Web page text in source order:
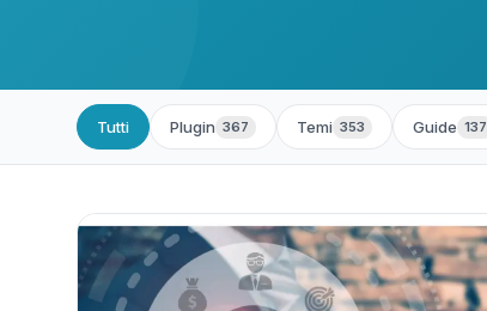
Tutti Plugin 367 Temi 353 Guide 137